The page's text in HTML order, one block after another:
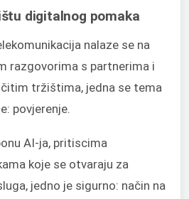
digitalnog pomaka
nalaze se na
razgovorima s partnerima i
tržištima, jedna se tema
povjerenje.
AI-ja, pritiscima
koje se otvaraju za
jedno je sigurno: način na